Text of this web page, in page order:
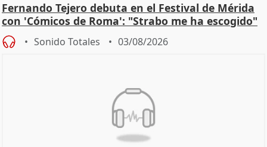
Fernando Tejero debuta en el Festival de Mérida
con 'Cómicos de Roma': "Strabo me ha escogido"
Sonido Totales 03/08/2026